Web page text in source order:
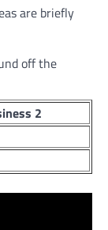
are briefly
off the
2